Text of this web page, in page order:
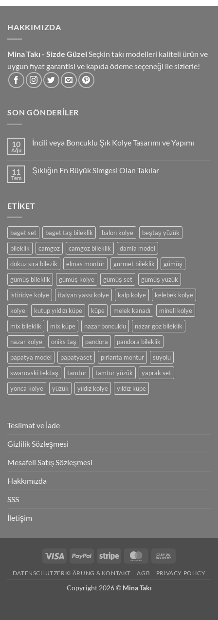
HAKKIMIZDA
Mina Takı - Sizde Güzel Seçkin takı modelleri kaliteli ürün ve
uygun fiyat garantisi ve kapıda ödeme seçeneği ile sizlerle!
SON GÖNDERILER
10
Ağu
İncili veya Boncuklu Şık Kolye Tasarımı ve Yapımı
veya
Boncuklu
ve
Yapımı
11
Tem
Şıklığın En Büyük Simgesi Olan Takılar
Büyük
ETIKET
baget set baget taş bileklik balon kolye
beştaş yüzük
bileklik
camgöz camgöz bileklik
damla model
dokuz sıra bilezik
elmas montür gurmet bileklik
gümüş
gümüş bileklik
gümüş kolye gümüş set
gümüş yüzük
istiridye kolye
italyan yassı kolye kalp kolye
kelebek kolye
kolye
kutup yıldızı küpe küpe melek kanadı
mineli kolye
mix bileklik
mix küpe nazar boncuklu
nazar göz bileklik
nazar kolye
oniks taş pandora
pandora bileklik
papatya model
papatyaset pırlanta montür
suyolu
swarovski tektaş
tamtur tamtur yüzük
yaprak set
yonca kolye
yüzük yıldız kolye yıldız küpe
Teslimat ve İade
Gizlilik Sözleşmesi
Mesafeli Satış Sözleşmesi
Hakkımızda
SSS
İletişim
Visa PayPal Stripe MasterCard
Delivery
DATENSCHUTZERKLÄRUNG & KONTAKT AGB PRIVACY POLICY
Copyright 2026 © Mina Takı